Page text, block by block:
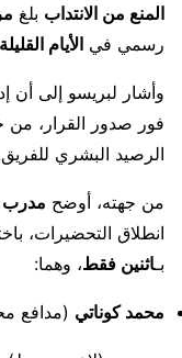
المنع من الانتداب بلغ
رسمي في الأيام
وأشار لبريسو إلى أن
فور صدور القرار، من
الرصيد البشري
من جهته، أوضح مدرب
انطلاق التحضيرات،
بـاثنين فقط، وهما:
محمد كوناتي (مدافع